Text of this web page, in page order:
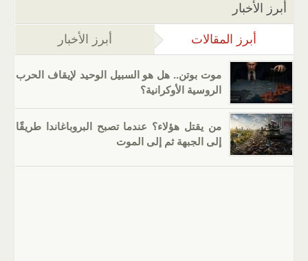
أبرز الأخبار
أبرز المقالات (علامة التبويب النشطة)
أبرز الأخبار
موت بوتن.. هل هو السبيل الوحيد لإيقاف الحرب
الروسية الأوكرانية؟
من يقتل هؤلاء؟ عندما تصبح البروباغاندا طريقًا
إلى الجبهة ثم إلى الموت